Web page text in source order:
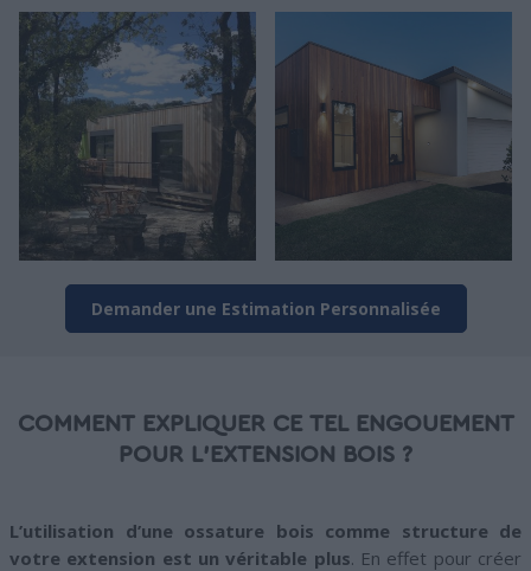
Demander une Estimation Personnalisée
COMMENT EXPLIQUER CE TEL ENGOUEMENT
POUR L’EXTENSION BOIS ?
L’utilisation d’une ossature bois comme structure de
votre extension est un véritable plus. En effet pour créer